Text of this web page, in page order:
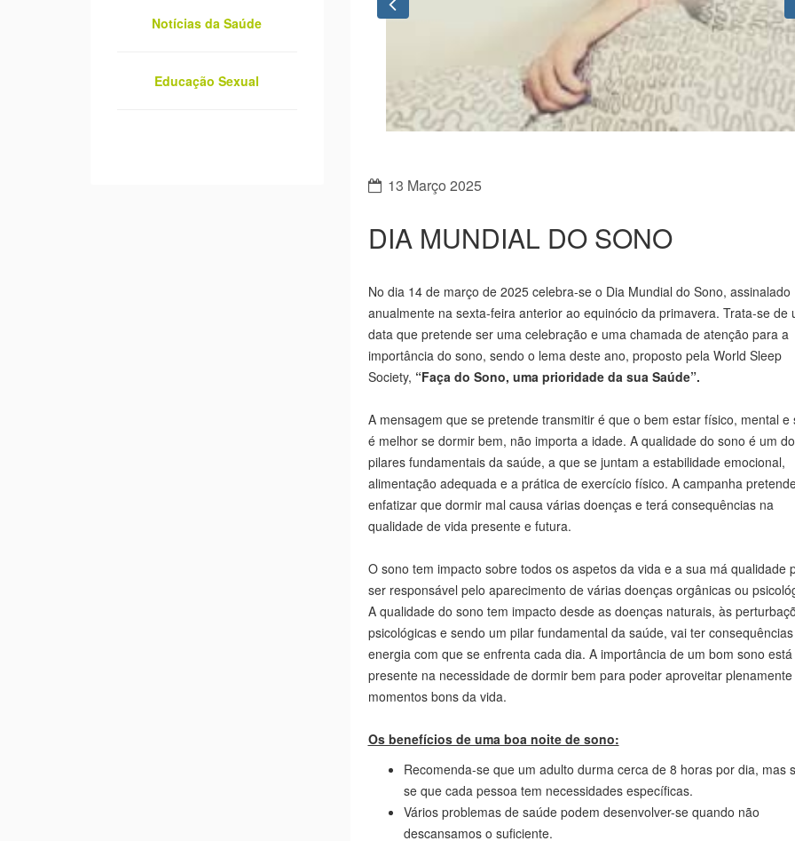
Notícias da Saúde
Educação Sexual Previous
13 Março 2025
DIA MUNDIAL DO SONO
No dia 14 de março de 2025 celebra-se o Dia Mundial do Sono, assinalado
anualmente na sexta-feira anterior ao equinócio da primavera. Trata-se de
data que pretende ser uma celebração e uma chamada de atenção para a
importância do sono, sendo o lema deste ano, proposto pela World Sleep
Society,“Faça do Sono, uma prioridade da sua Saúde”.
A mensagem que se pretende transmitir é que o bem estar físico, mental e
é melhor se dormir bem, não importa a idade. A qualidade do sono é um
pilares fundamentais da saúde, a que se juntam a estabilidade emocional,
alimentação adequada e a prática de exercício físico. A campanha
enfatizar que dormir mal causa várias doenças e terá consequências na
qualidade de vida presente e futura.
ser responsável pelo aparecimento de várias doenças orgânicas ou
A qualidade do sono tem impacto desde as doenças naturais, às
psicológicas e sendo um pilar fundamental da saúde, vai ter
energia com que se enfrenta cada dia. A importância de um bom sono está
presente na necessidade de dormir bem para poder aproveitar